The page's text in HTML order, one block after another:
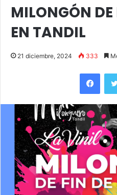
MILONGÓN
EN TANDIL
21 diciembre, 2024 333